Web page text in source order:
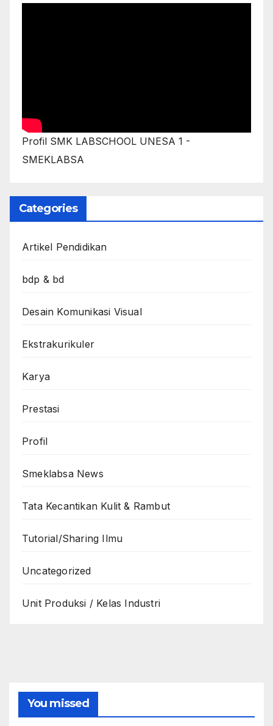
Profil SMK LABSCHOOL UNESA 1 -
SMEKLABSA
Categories
Artikel Pendidikan
bdp & bd
Desain Komunikasi Visual
Ekstrakurikuler
Karya
Prestasi
Profil
Smeklabsa News
Tata Kecantikan Kulit & Rambut
Tutorial/Sharing Ilmu
Uncategorized
Unit Produksi / Kelas Industri
You missed